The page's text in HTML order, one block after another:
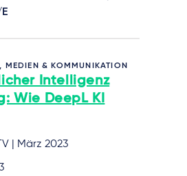
MEDIEN & KOMMUNIKATION
Intelligenz
Wie DeepL KI
| März 2023